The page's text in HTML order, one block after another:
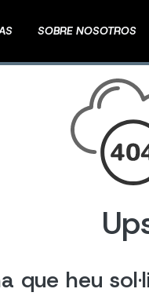
SOBRE NOSOTROS
que heu